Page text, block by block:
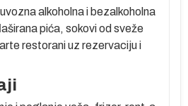
alkoholna i bezalkoholna
pića, sokovi od sveže
restorani uz rezervaciju i